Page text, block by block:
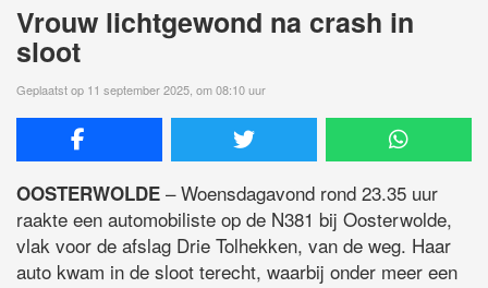
Vrouw lichtgewond na crash in
sloot
Geplaatst op 11 september 2025, om 08:10 uur
OOSTERWOLDE – Woensdagavond rond 23.35 uur
raakte een automobiliste op de N381 bij Oosterwolde,
vlak voor de afslag Drie Tolhekken, van de weg. Haar
auto kwam in de sloot terecht, waarbij onder meer een